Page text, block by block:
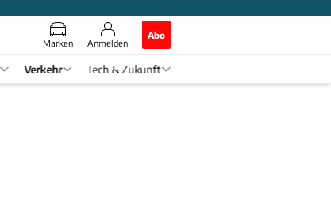
Marken Anmelden
Abo
Verkehr Tech & Zukunft